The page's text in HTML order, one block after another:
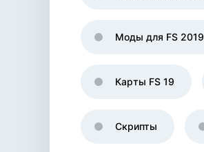
Моды для FS 2019
Карты FS 19
Скрипты